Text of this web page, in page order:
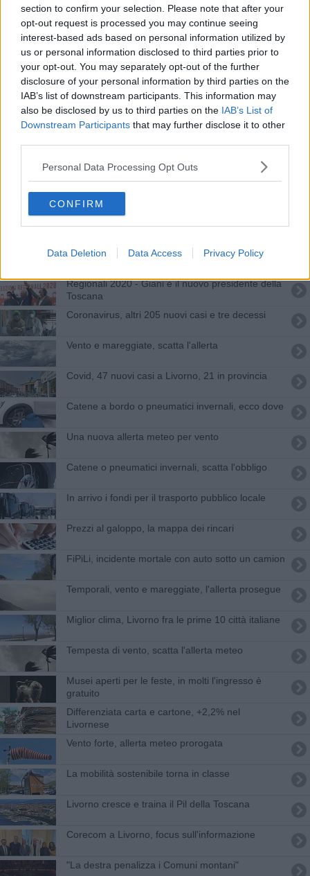
section to confirm your selection. Please note that after your
opt-out request is processed you may continue seeing
interest-based ads based on personal information utilized by
us or personal information disclosed to third parties prior to
your opt-out. You may separately opt-out of the further
disclosure of your personal information by third parties on the
IAB’s list of downstream participants. This information may
also be disclosed by us to third parties on the IAB’s List of
Downstream Participants that may further disclose it to other
Personal Data Processing Opt Outs
CONFIRM
Data Deletion Data Access Privacy Policy
In balia del mare agitato, ma è un'esercitazione
Artigianato al femminile, Toscana quinta in Italia
Qualità della vita, la Toscana è fuori dalle big
Carburanti troppo cari, il Codacons denuncia
Pioggia e temporali, prosegue l'allerta
Contagi Covid, nel livornese sono fermi da giorni
Temporali forti in arrivo, scatta l'allerta meteo
Coronavirus, sono 15 i casi in più nel Livornese
Regionali 2020 - Giani è il nuovo presidente della
Toscana
Coronavirus, altri 205 nuovi casi e tre decessi
Vento e mareggiate, scatta l'allerta
Covid, 47 nuovi casi a Livorno, 21 in provincia
Catene a bordo o pneumatici invernali, ecco dove
Una nuova allerta meteo per vento
Catene o pneumatici invernali, scatta l'obbligo
In arrivo i fondi per il trasporto pubblico locale
Prezzi al galoppo, la mappa dei rincari
FiPiLi, incidente mortale con auto sotto un camion
Temporali, vento e mareggiate, l'allerta prosegue
Miglior clima, Livorno fra le prime 10 città italiane
Tempesta di vento, scatta l'allerta meteo
Musei aperti per le feste, in molti l'ingresso è
gratuito
Differenziata carta e cartone, +2,2% nel
Livornese
Vento forte, allerta meteo prorogata
La mobilità sostenibile torna in classe
Livorno cresce e traina il Pil della Toscana
Corecom a Livorno, focus sull'informazione
"La destra penalizza i Comuni montani"